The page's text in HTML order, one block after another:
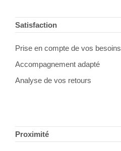
Footer
Satisfaction
Prise en compte de vos besoins
Accompagnement adapté
Analyse de vos retours
Proximité